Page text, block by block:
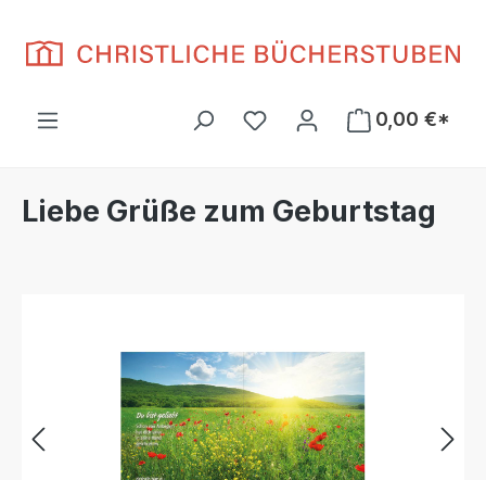
Du hast 0 Produkte auf
0,00 €*
Liebe Grüße zum Geburtstag